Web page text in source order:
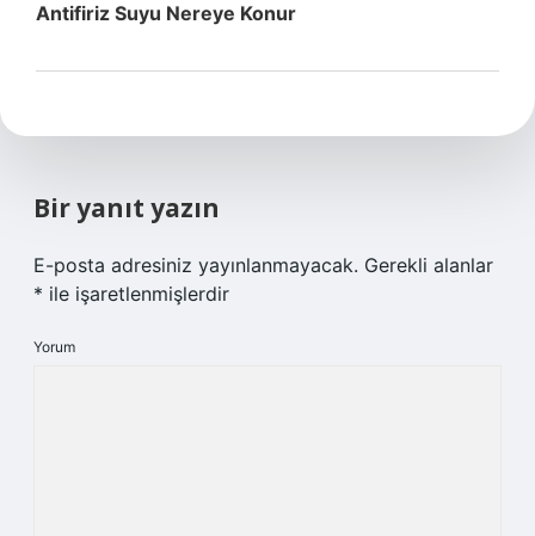
Antifiriz Suyu Nereye Konur
Bir yanıt yazın
E-posta adresiniz yayınlanmayacak. Gerekli alanlar
* ile işaretlenmişlerdir
Yorum